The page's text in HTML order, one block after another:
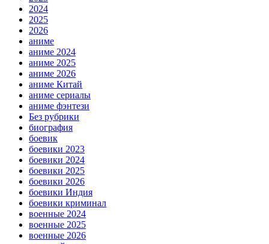
2024
2025
2026
аниме
аниме 2024
аниме 2025
аниме 2026
аниме Китай
аниме сериалы
аниме фэнтези
Без рубрики
биография
боевик
боевики 2023
боевики 2024
боевики 2025
боевики 2026
боевики Индия
боевики криминал
военные 2024
военные 2025
военные 2026